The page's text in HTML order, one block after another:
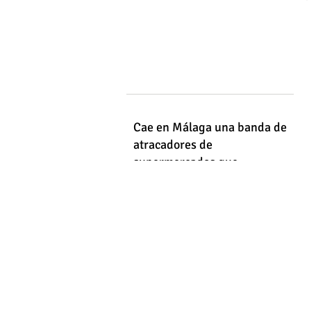
Cae en Málaga una banda de
atracadores de
supermercados que